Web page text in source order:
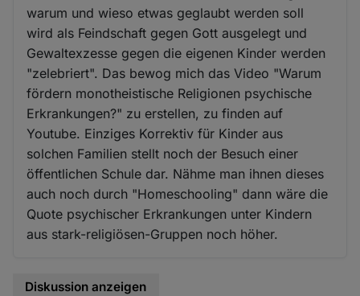
warum und wieso etwas geglaubt werden soll
wird als Feindschaft gegen Gott ausgelegt und
Gewaltexzesse gegen die eigenen Kinder werden
"zelebriert". Das bewog mich das Video "Warum
fördern monotheistische Religionen psychische
Erkrankungen?" zu erstellen, zu finden auf
Youtube. Einziges Korrektiv für Kinder aus
solchen Familien stellt noch der Besuch einer
öffentlichen Schule dar. Nähme man ihnen dieses
auch noch durch "Homeschooling" dann wäre die
Quote psychischer Erkrankungen unter Kindern
aus stark-religiösen-Gruppen noch höher.
Diskussion anzeigen